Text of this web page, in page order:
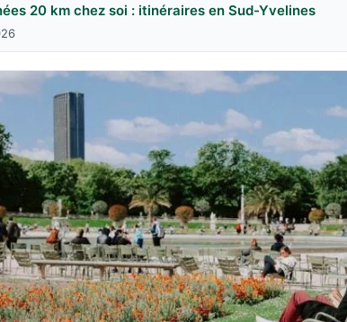
20 km chez soi : itinéraires en Sud-Yvelines